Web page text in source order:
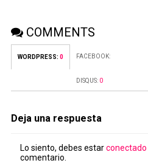
COMMENTS
WORDPRESS: 0 FACEBOOK:
DISQUS: 0
Deja una respuesta
Lo siento, debes estarconectado
comentario.